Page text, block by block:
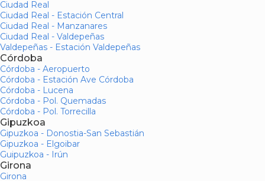
Ciudad Real
Ciudad Real - Estación Central
Ciudad Real - Manzanares
Ciudad Real - Valdepeñas
Valdepeñas - Estación Valdepeñas
Córdoba
Córdoba - Aeropuerto
Córdoba - Estación Ave Córdoba
Córdoba - Lucena
Córdoba - Pol. Quemadas
Córdoba - Pol. Torrecilla
Gipuzkoa
Gipuzkoa - Donostia-San Sebastián
Gipuzkoa - Elgoibar
Guipuzkoa - Irún
Girona
Girona